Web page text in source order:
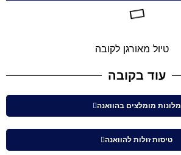
עוד בקובה
מלונות מומלצים בהוואנה
טיסות זולות להוואנה